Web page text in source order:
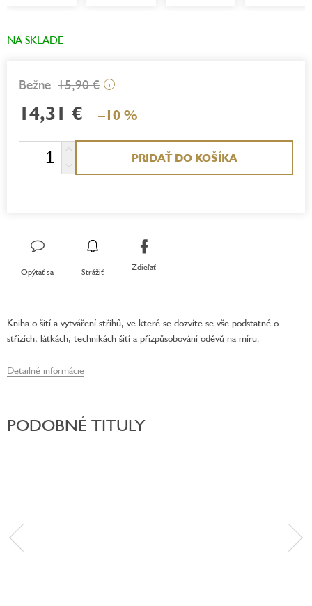
NA SKLADE
15,90 € i
14,31 € –10 %
PRIDAŤ DO KOŠÍKA
Opýtať sa Strážiť Zdieľať
Kniha o šití a vytváření střihů, ve které se dozvíte se vše podstatné o
střizích, látkách, technikách šití a přizpůsobování oděvů na míru.
Detailné informácie
PODOBNÉ TITULY